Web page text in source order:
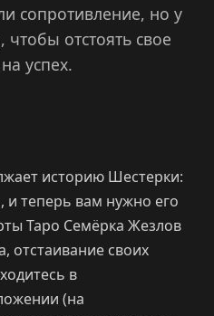
сопротивление, но у
чтобы отстоять свое
успех.
историю Шестерки:
и теперь вам нужно его
Таро Семёрка Жезлов
отстаивание своих
в
(на